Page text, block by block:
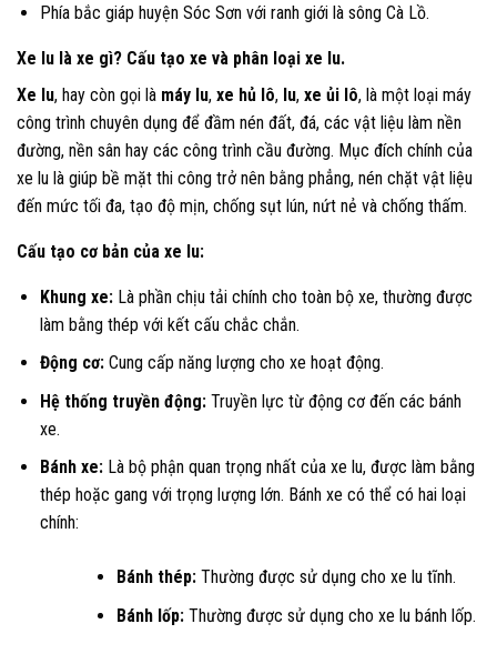
Phía bắc giáp huyện Sóc Sơn với ranh giới là sông Cà Lồ.
Xe lu là xe gì? Cấu tạo xe và phân loại xe lu.
Xe lu, hay còn gọi là máy lu, xe hủ lô, lu, xe ủi lô, là một loại máy
công trình chuyên dụng để đầm nén đất, đá, các vật liệu làm nền
đường, nền sân hay các công trình cầu đường. Mục đích chính của
xe lu là giúp bề mặt thi công trở nên bằng phẳng, nén chặt vật liệu
đến mức tối đa, tạo độ mịn, chống sụt lún, nứt nẻ và chống thấm.
Cấu tạo cơ bản của xe lu:
Khung xe:Là phần chịu tải chính cho toàn bộ xe, thường được
làm bằng thép với kết cấu chắc chắn.
Động cơ:Cung cấp năng lượng cho xe hoạt động.
Hệ thống truyền động:Truyền lực từ động cơ đến các bánh
xe.
Bánh xe:Là bộ phận quan trọng nhất của xe lu, được làm bằng
thép hoặc gang với trọng lượng lớn. Bánh xe có thể có hai loại
chính:
Bánh thép:Thường được sử dụng cho xe lu tĩnh.
Bánh lốp:Thường được sử dụng cho xe lu bánh lốp.